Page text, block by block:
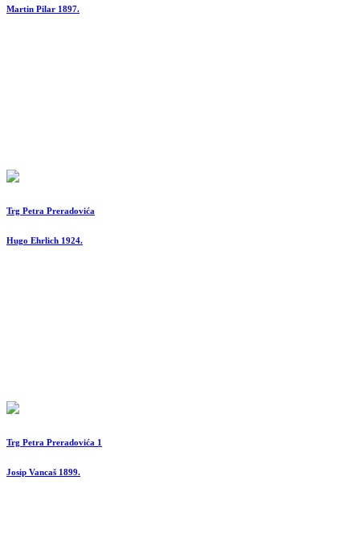
Martin Pilar 1897.
Trg Petra Preradovića
Hugo Ehrlich 1924.
Trg Petra Preradovića 1
Josip Vancaš 1899.